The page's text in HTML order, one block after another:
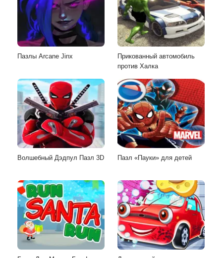
Пазлы Arcane Jinx
Прикованный автомобиль
против Халка
Волшебный Дэдпул Пазл 3D Пазл «Пауки» для детей